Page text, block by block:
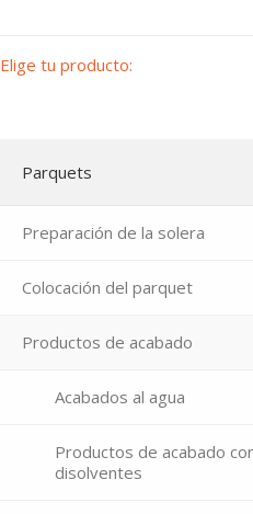
Elige tu producto:
Parquets
Preparación de la solera
Colocación del parquet
Productos de acabado
Acabados al agua
Productos de acabado
disolventes